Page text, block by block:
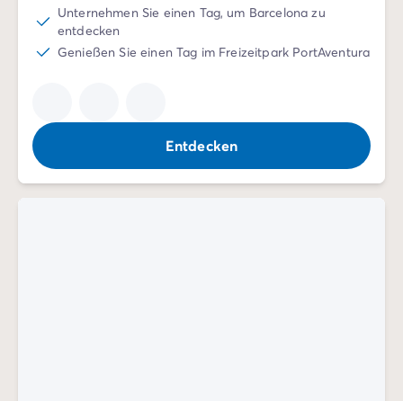
Unternehmen Sie einen Tag, um Barcelona zu
entdecken
Genießen Sie einen Tag im Freizeitpark PortAventura
Entdecken